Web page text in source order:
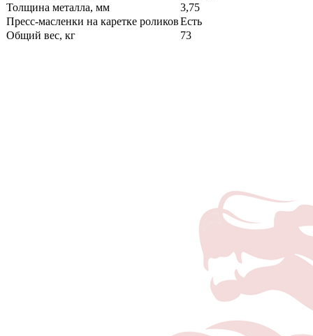
Толщина металла, мм
3,75
Пресс-масленки на каретке роликовЕсть
Общий вес, кг
73